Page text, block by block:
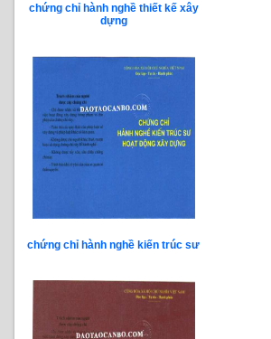
chứng chỉ hành nghề thiết kế xây
dựng
chứng chỉ hành nghề kiến trúc sư